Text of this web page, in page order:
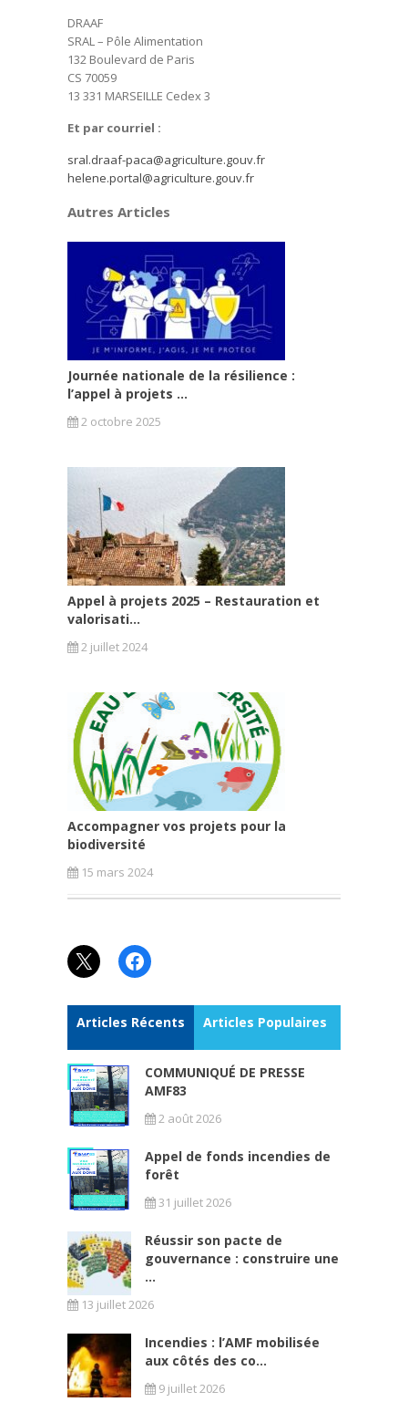
DRAAF
SRAL – Pôle Alimentation
132 Boulevard de Paris
CS 70059
13 331 MARSEILLE Cedex 3
Et par courriel :
sral.draaf-paca@agriculture.gouv.fr
helene.portal@agriculture.gouv.fr
Autres Articles
Journée nationale de la résilience :
l’appel à projets ...
2 octobre 2025
Appel à projets 2025 – Restauration et
valorisati...
2 juillet 2024
Accompagner vos projets pour la
biodiversité
15 mars 2024
X Facebook
Articles Récents Articles Populaires
COMMUNIQUÉ DE PRESSE
AMF83
2 août 2026
Appel de fonds incendies de
forêt
31 juillet 2026
Réussir son pacte de
gouvernance : construire une
...
13 juillet 2026
Incendies : l’AMF mobilisée
aux côtés des co...
9 juillet 2026